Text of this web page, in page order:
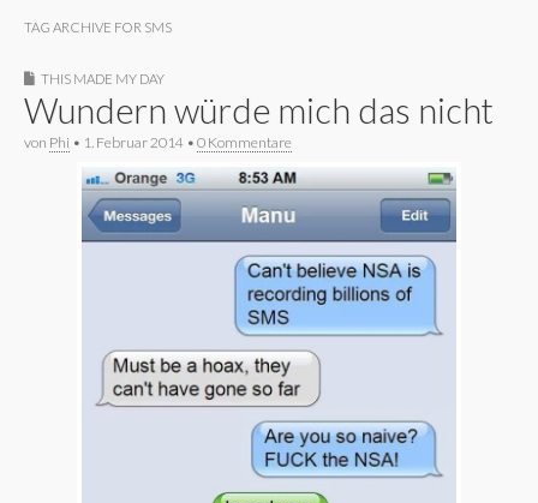
TAG ARCHIVE FOR SMS
THIS MADE MY DAY
Wundern würde mich das nicht
von Phi • 1. Februar 2014 • 0 Kommentare